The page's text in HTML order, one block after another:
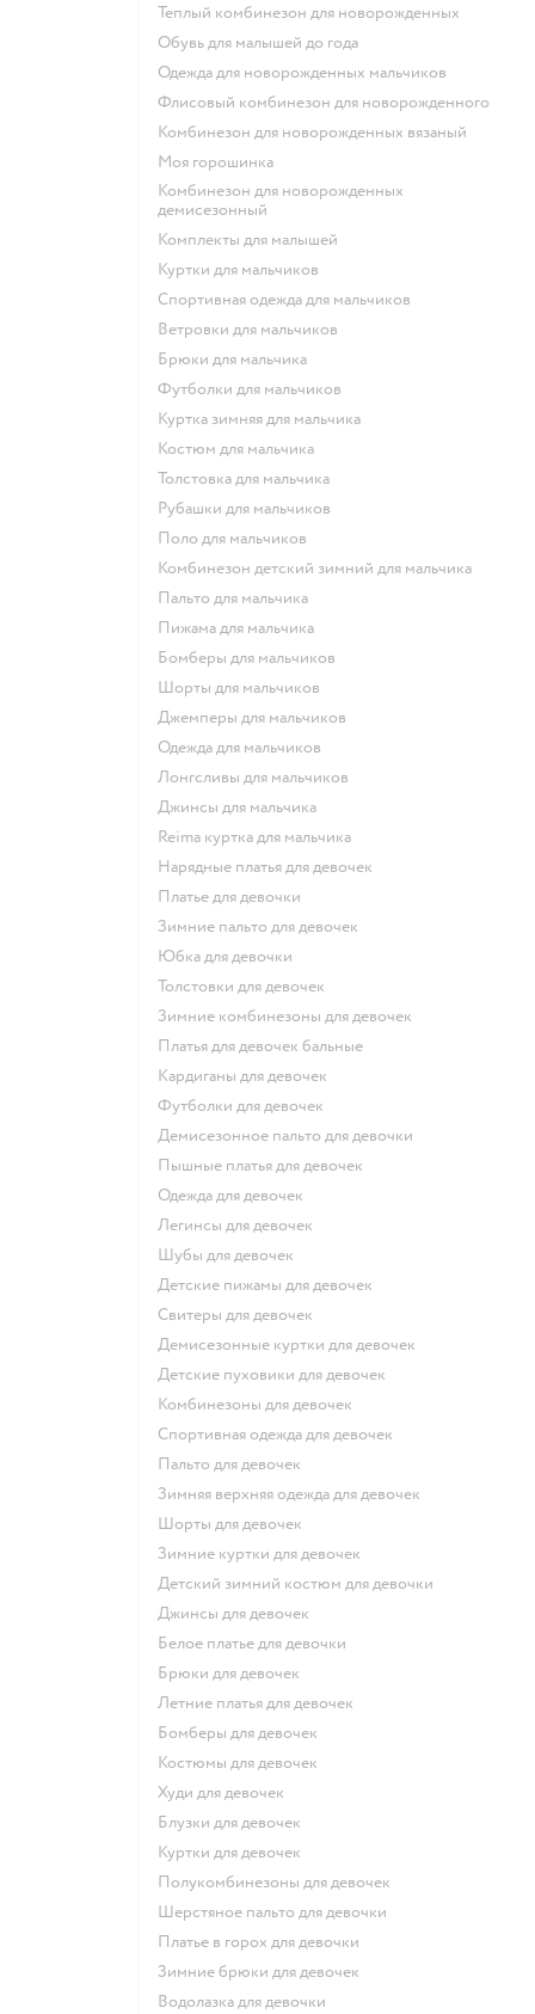
Теплый комбинезон для новорожденных
Обувь для малышей до года
Одежда для новорожденных мальчиков
Флисовый комбинезон для новорожденного
Комбинезон для новорожденных вязаный
Моя горошинка
Комбинезон для новорожденных
демисезонный
Комплекты для малышей
Куртки для мальчиков
Спортивная одежда для мальчиков
Ветровки для мальчиков
Брюки для мальчика
Футболки для мальчиков
Куртка зимняя для мальчика
Костюм для мальчика
Толстовка для мальчика
Рубашки для мальчиков
Поло для мальчиков
Комбинезон детский зимний для мальчика
Пальто для мальчика
Пижама для мальчика
Бомберы для мальчиков
Шорты для мальчиков
Джемперы для мальчиков
Одежда для мальчиков
Лонгсливы для мальчиков
Джинсы для мальчика
Reima куртка для мальчика
Нарядные платья для девочек
Платье для девочки
Зимние пальто для девочек
Юбка для девочки
Толстовки для девочек
Зимние комбинезоны для девочек
Платья для девочек бальные
Кардиганы для девочек
Футболки для девочек
Демисезонное пальто для девочки
Пышные платья для девочек
Одежда для девочек
Легинсы для девочек
Шубы для девочек
Детские пижамы для девочек
Свитеры для девочек
Демисезонные куртки для девочек
Детские пуховики для девочек
Комбинезоны для девочек
Спортивная одежда для девочек
Пальто для девочек
Зимняя верхняя одежда для девочек
Шорты для девочек
Зимние куртки для девочек
Детский зимний костюм для девочки
Джинсы для девочек
Белое платье для девочки
Брюки для девочек
Летние платья для девочек
Бомберы для девочек
Костюмы для девочек
Худи для девочек
Блузки для девочек
Куртки для девочек
Полукомбинезоны для девочек
Шерстяное пальто для девочки
Платье в горох для девочки
Зимние брюки для девочек
Водолазка для девочки